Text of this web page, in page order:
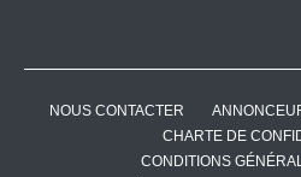
NOUS CONTACTER
CHARTE DE
CONDITIONS